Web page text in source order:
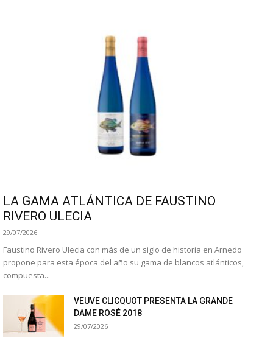
LA GAMA ATLÁNTICA DE FAUSTINO
RIVERO ULECIA
29/07/2026
Faustino Rivero Ulecia con más de un siglo de historia en Arnedo
propone para esta época del año su gama de blancos atlánticos,
compuesta...
VEUVE CLICQUOT PRESENTA LA GRANDE
DAME ROSÉ 2018
29/07/2026